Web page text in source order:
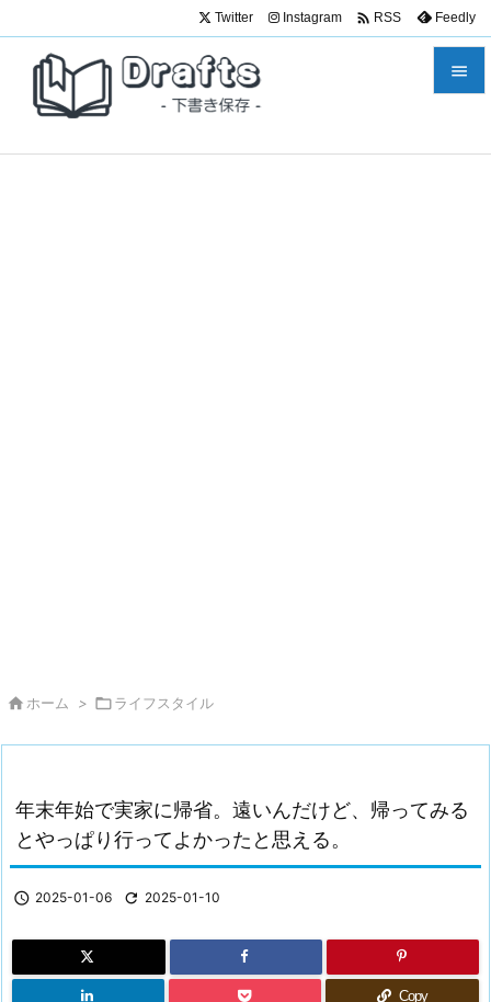

Twitter Instagram  RSS Feedly
 ホーム > ライフスタイル
年末年始で実家に帰省。遠いんだけど、帰ってみる
とやっぱり行ってよかったと思える。
 2025-01-06  2025-01-10
Copy